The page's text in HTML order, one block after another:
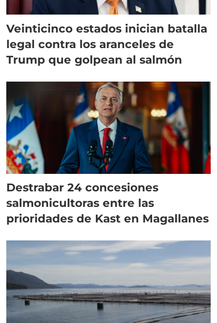
Veinticinco estados inician batalla
legal contra los aranceles de
Trump que golpean al salmón
Destrabar 24 concesiones
salmonicultoras entre las
prioridades de Kast en Magallanes